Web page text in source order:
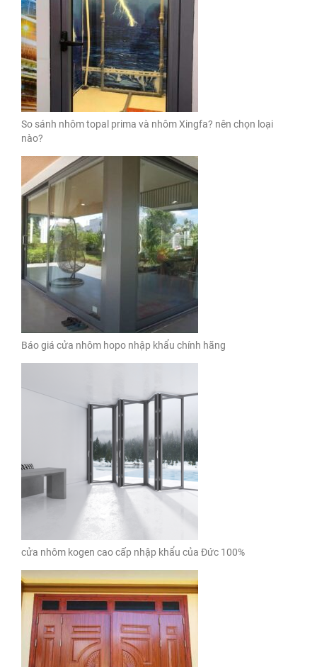
So sánh nhôm topal prima và nhôm Xingfa? nên chọn loại
nào?
Báo giá cửa nhôm hopo nhập khẩu chính hãng
cửa nhôm kogen cao cấp nhập khẩu của Đức 100%